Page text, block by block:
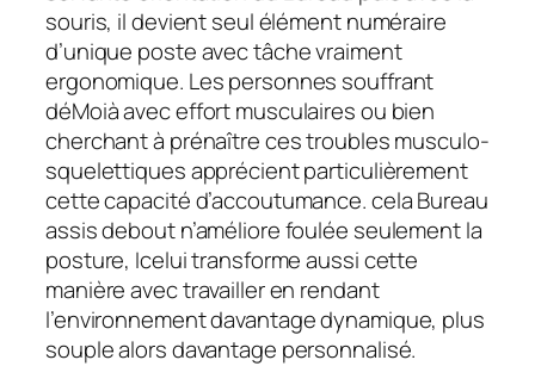
souris, il devient seul élément numéraire
d’unique poste avec tâche vraiment
ergonomique. Les personnes souffrant
déMoià avec effort musculaires ou bien
cherchant à prénaître ces troubles musculo-
squelettiques apprécient particulièrement
cette capacité d’accoutumance. cela Bureau
assis debout n’améliore foulée seulement la
posture, Icelui transforme aussi cette
manière avec travailler en rendant
l’environnement davantage dynamique, plus
souple alors davantage personnalisé.